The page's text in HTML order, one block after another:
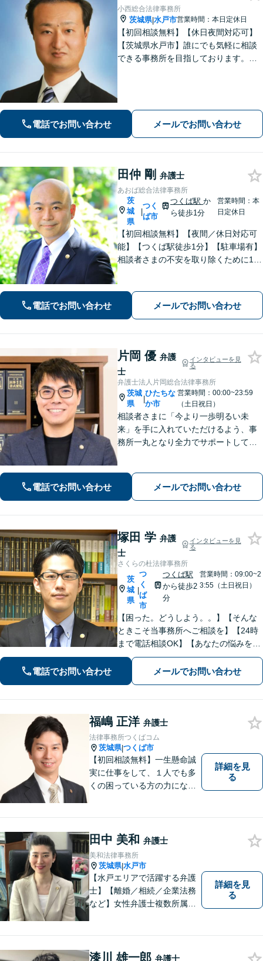
小西総合法律事務所
茨城県|水戸市営業時間：本日定休日
【初回相談無料】【休日夜間対応可】
【茨城県水戸市】誰にでも気軽に相談
できる事務所を目指しております。依
にご相談ください。
電話でお問い合わせ メールでお問い合わせ
田仲 剛 弁護士
あおば総合法律事務所
茨
城
県
|
つく
ば市
つくば駅か
ら徒歩1分
営業時間：本
日定休日
【初回相談無料】【夜間／休日対応可
能】【つくば駅徒歩1分】【駐車場有】
相談者さまの不安を取り除くために1件
することを心がけています。まずはお
気軽にお問い合わせください。
電話でお問い合わせ メールでお問い合わせ
片岡 優 弁護
士
インタビューを見
る
弁護士法人片岡総合法律事務所
茨城
県
|
ひたちな
か市
営業時間：00:00~23:59
（土日祝日）
相談者さまに「今より一歩明るい未
来」を手に入れていただけるよう、事
務所一丸となり全力でサポートしてま
かした相続関連業務／交通事故などに
幅広く対応します【初回相談無料】
電話でお問い合わせ メールでお問い合わせ
塚田 学 弁護
士
インタビューを見
る
さくらの杜法律事務所
茨
城
県
|
つ
く
ば
市
つくば駅
から徒歩2
分
営業時間：09:00~2
3:55（土日祝日）
【困った。どうしよう。。】【そんな
ときこそ当事務所へご相談を】【24時
まで電話相談OK】【あなたの悩みを聞
かせて下さい】財産分与、遺産分割、
交通事故、未払賃金、債権回収など解
決実績多数。ご相談内容にとことん向
電話でお問い合わせ メールでお問い合わせ
福嶋 正洋 弁護士
法律事務所つくばコム
茨城県|つくば市
【初回相談無料】一生懸命誠
実に仕事をして、１人でも多
くの困っている方の力にな
事案かどうかも含め、私が親
切・丁寧にご対応致します。
ぜひご相談ください。
詳細を見
る
田中 美和 弁護士
美和法律事務所
茨城県|水戸市
【水戸エリアで活躍する弁護
士】【離婚／相続／企業法務
など】女性弁護士複数所属／
いたします。お困りごとがあ
詳細を見
る
漆川 雄一郎 弁護士